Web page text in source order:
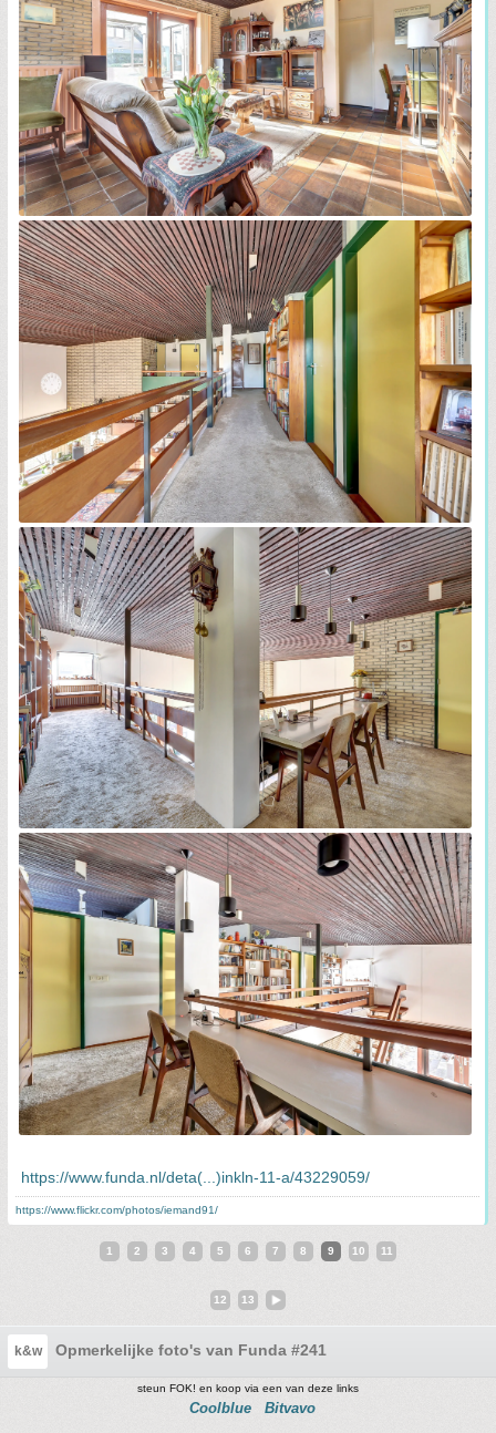
https://www.funda.nl/deta(...)inkln-11-a/43229059/
https://www.flickr.com/photos/iemand91/
1 2 3 4 5 6 7 8 9 10 11
12 13
k&w Opmerkelijke foto's van Funda #241
steun FOK! en koop via een van deze links
Coolblue Bitvavo